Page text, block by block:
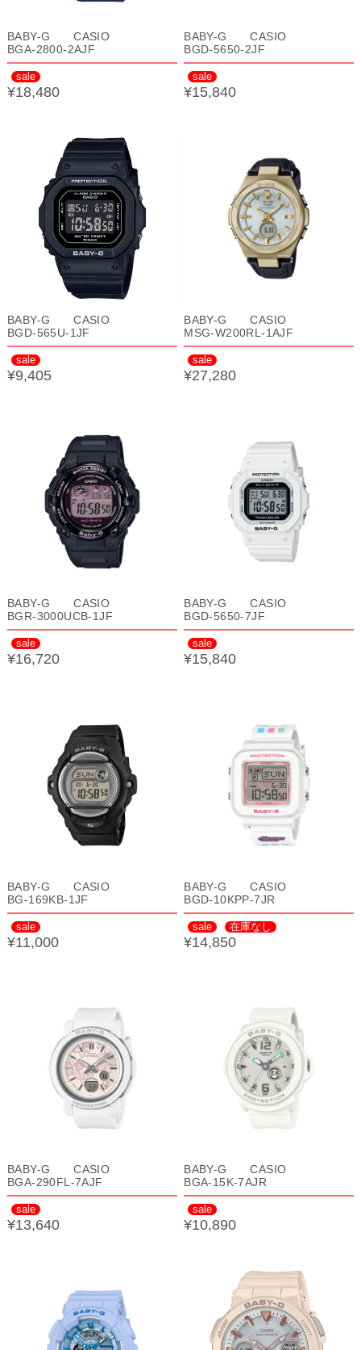
BABY-G CASIO
BGA-2800-2AJF
sale
¥18,480
BABY-G CASIO
BGD-5650-2JF
sale
¥15,840
BABY-G CASIO
BGD-565U-1JF
sale
¥9,405
BABY-G CASIO
MSG-W200RL-1AJF
sale
¥27,280
BABY-G CASIO
BGR-3000UCB-1JF
sale
¥16,720
BABY-G CASIO
BGD-5650-7JF
sale
¥15,840
BABY-G CASIO
BG-169KB-1JF
sale
¥11,000
BABY-G CASIO
BGD-10KPP-7JR
sale 在庫なし
¥14,850
BABY-G CASIO
BGA-290FL-7AJF
sale
¥13,640
BABY-G CASIO
BGA-15K-7AJR
sale
¥10,890